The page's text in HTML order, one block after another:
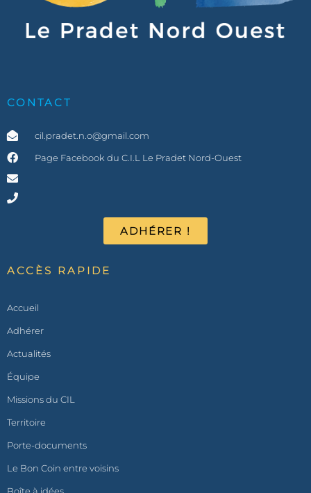
CONTACT
cil.pradet.n.o@gmail.com
Page Facebook du C.I.L Le Pradet Nord-Ouest
ADHÉRER !
ACCÈS RAPIDE
Accueil
Adhérer
Actualités
Équipe
Missions du CIL
Territoire
Porte-documents
Le Bon Coin entre voisins
Boîte à idées